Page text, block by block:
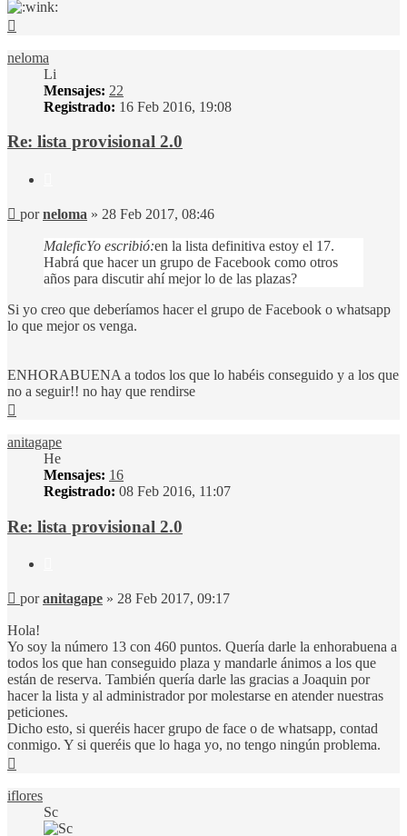
neloma
Li
Mensajes: 22
Registrado: 16 Feb 2016, 19:08
Re: lista provisional 2.0
Mensaje
porneloma » 28 Feb 2017, 08:46
MaleficYo escribió:en la lista definitiva estoy el 17.
Habrá que hacer un grupo de Facebook como otros
años para discutir ahí mejor lo de las plazas?
Si yo creo que deberíamos hacer el grupo de Facebook o whatsapp
lo que mejor os venga.
ENHORABUENA a todos los que lo habéis conseguido y a los que
no a seguir!! no hay que rendirse
anitagape
He
Mensajes: 16
Registrado: 08 Feb 2016, 11:07
Re: lista provisional 2.0
Mensaje
poranitagape » 28 Feb 2017, 09:17
Hola!
Yo soy la número 13 con 460 puntos. Quería darle la enhorabuena a
todos los que han conseguido plaza y mandarle ánimos a los que
están de reserva. También quería darle las gracias a Joaquin por
hacer la lista y al administrador por molestarse en atender nuestras
peticiones.
Dicho esto, si queréis hacer grupo de face o de whatsapp, contad
conmigo. Y si queréis que lo haga yo, no tengo ningún problema.
iflores
Sc